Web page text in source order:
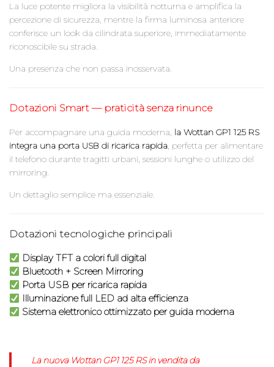
La luce potente migliora la visibilità notturna e amplifica la
percezione di sicurezza, mentre la firma luminosa anteriore
conferisce un look da cilindrata superiore, immediatamente
riconoscibile su strada.
Una presenza che non passa inosservata.
Dotazioni Smart — praticità senza rinunce
Per accompagnare una guida moderna, la Wottan GP1 125 RS
integra una porta USB di ricarica rapida, perfetta per alimentare
il telefono durante tragitti urbani, sessioni lunghe o utilizzo del
mirroring.
Un dettaglio semplice ma essenziale.
Dotazioni tecnologiche principali
Display TFT a colori full digital
Bluetooth + Screen Mirroring
Porta USB per ricarica rapida
Illuminazione full LED ad alta efficienza
Sistema elettronico ottimizzato per guida moderna
La nuova Wottan GP1 125 RS in vendita da